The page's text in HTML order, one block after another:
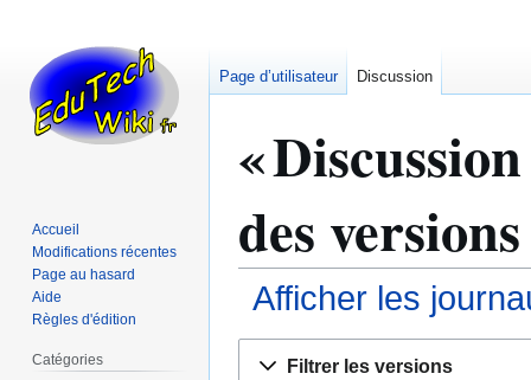
«
des versions
Afficher les
Filtrer les versions
Page d’utilisateur Discussion
Accueil
Modifications récentes
Page au hasard
Aide
Règles d'édition
Catégories